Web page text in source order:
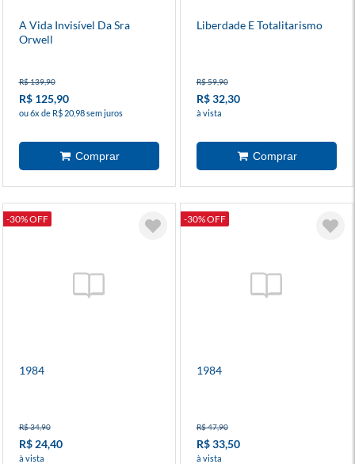
A Vida Invisível Da Sra
Orwell
R$ 139,90
R$ 125,90
ou 6x de R$ 20,98 sem juros
Liberdade E Totalitarismo
R$ 59,90
R$ 32,30
à vista
-30% OFF
1984
R$ 34,90
R$ 24,40
à vista
-30% OFF
1984
R$ 47,90
R$ 33,50
à vista